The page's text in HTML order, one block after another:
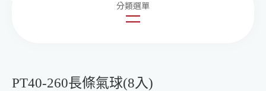
PT40-260長條氣球(8入)